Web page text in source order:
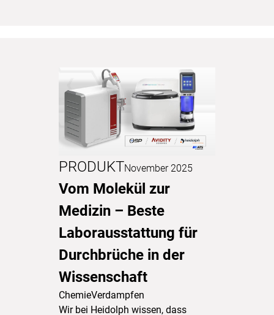
PRODUKTNovember 2025
Vom Molekül zur
Medizin – Beste
Laborausstattung für
Durchbrüche in der
Wissenschaft
ChemieVerdampfen
Wir bei Heidolph wissen, dass